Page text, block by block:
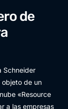
de
Schneider
objeto de un
«Resource
a las empresas